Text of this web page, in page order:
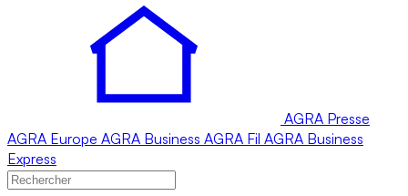
AGRA Presse
AGRA Europe AGRA Business AGRA Fil AGRA Business
Express